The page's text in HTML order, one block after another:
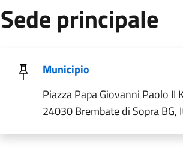
Sede principale
Municipio
Piazza Papa Giovanni Paolo II
24030 Brembate di Sopra BG,